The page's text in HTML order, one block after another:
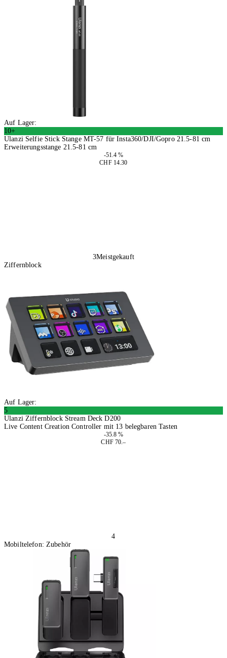
Auf Lager:
10+
Ulanzi Selfie Stick Stange MT-57 für Insta360/DJI/Gopro 21.5-81 cm
Erweiterungsstange 21.5-81 cm
-51.4 %
CHF 14.30
3Meistgekauft
Ziffernblock
Auf Lager:
5
Ulanzi Ziffernblock Stream Deck D200
Live Content Creation Controller mit 13 belegbaren Tasten
-35.8 %
CHF 70.–
4
Mobiltelefon: Zubehör